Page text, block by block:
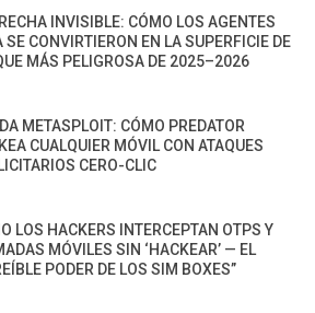
INVISIBLE: CÓMO LOS AGENTES
SE CONVIRTIERON EN LA SUPERFICIE DE
MÁS PELIGROSA DE 2025–2026
METASPLOIT: CÓMO PREDATOR
CUALQUIER MÓVIL CON ATAQUES
CERO-CLIC
LOS HACKERS INTERCEPTAN OTPS Y
MÓVILES SIN ‘HACKEAR’ — EL
PODER DE LOS SIM BOXES”